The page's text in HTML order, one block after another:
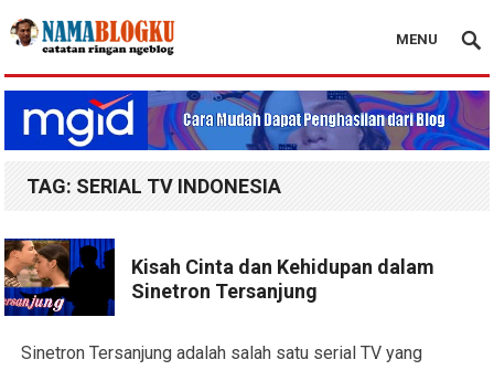
Nama Blogku
MENU
TAG: SERIAL TV INDONESIA
Kisah Cinta dan Kehidupan dalam
Sinetron Tersanjung
Sinetron Tersanjung adalah salah satu serial TV yang